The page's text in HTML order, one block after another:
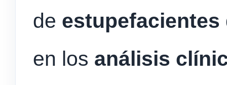
de estupefacientes
en los análisis